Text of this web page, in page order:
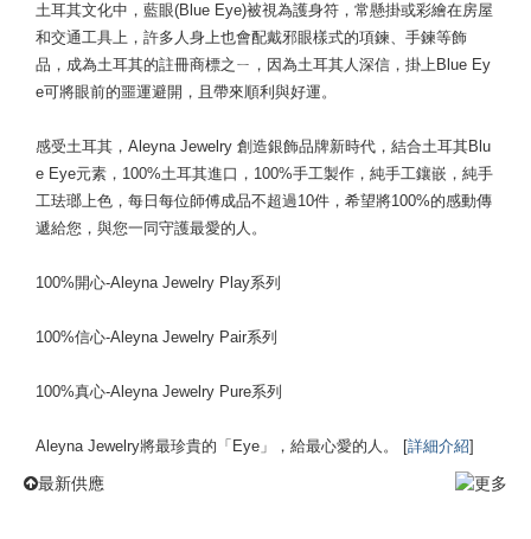
土耳其文化中，藍眼(Blue Eye)被視為護身符，常懸掛或彩繪在房屋
和交通工具上，許多人身上也會配戴邪眼樣式的項鍊、手鍊等飾
品，成為土耳其的註冊商標之ㄧ，因為土耳其人深信，掛上Blue Ey
e可將眼前的噩運避開，且帶來順利與好運。
感受土耳其，Aleyna Jewelry 創造銀飾品牌新時代，結合土耳其Blu
e Eye元素，100%土耳其進口，100%手工製作，純手工鑲嵌，純手
工珐瑯上色，每日每位師傅成品不超過10件，希望將100%的感動傳
遞給您，與您一同守護最愛的人。
100%開心-Aleyna Jewelry Play系列
100%信心-Aleyna Jewelry Pair系列
100%真心-Aleyna Jewelry Pure系列
Aleyna Jewelry將最珍貴的「Eye」，給最心愛的人。 [詳細介紹]
最新供應